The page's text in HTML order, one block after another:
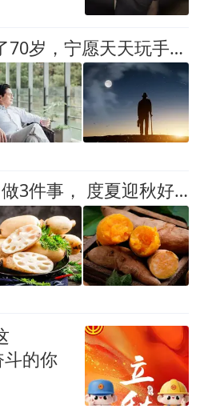
提醒老年人：过了70岁，宁愿天天玩手机，也不要随便做这几件事！
立秋！吃素3宝，做3件事， 度夏迎秋好舒服！
斗的你